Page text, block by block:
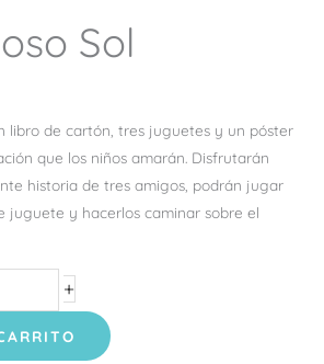
Sol
libro de cartón, tres juguetes y un póster
que los niños amarán. Disfrutarán
historia de tres amigos, podrán jugar
juguete y hacerlos caminar sobre el
+